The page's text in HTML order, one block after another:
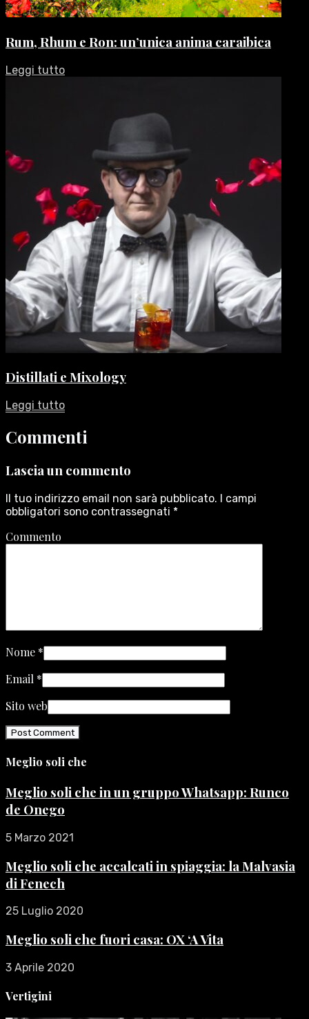
Rum, Rhum e Ron: un’unica anima caraibica
Leggi tutto
Distillati e Mixology
Leggi tutto
Commenti
Lascia un commento
Il tuo indirizzo email non sarà pubblicato. I campi
obbligatori sono contrassegnati *
Commento
Nome *
Email *
Sito web
Meglio soli che
Meglio soli che in un gruppo Whatsapp: Runco
de Onego
5 Marzo 2021
Meglio soli che accalcati in spiaggia: la Malvasia
di Fenech
25 Luglio 2020
Meglio soli che fuori casa: OX ‘A Vita
3 Aprile 2020
Vertigini